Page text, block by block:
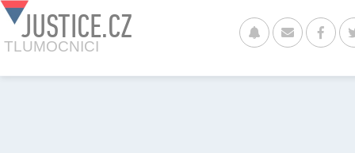
JUSTICE.CZ
TLUMOCNICI